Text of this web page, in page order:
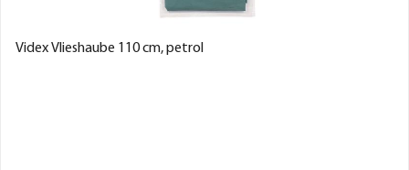
Videx Vlieshaube 110 cm, petrol